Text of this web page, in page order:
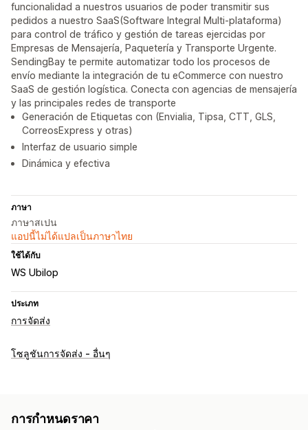
funcionalidad a nuestros usuarios de poder transmitir sus
pedidos a nuestro SaaS(Software Integral Multi-plataforma)
para control de tráfico y gestión de tareas ejercidas por
Empresas de Mensajería, Paquetería y Transporte Urgente.
SendingBay te permite automatizar todo los procesos de
envío mediante la integración de tu eCommerce con nuestro
SaaS de gestión logística. Conecta con agencias de mensajería
y las principales redes de transporte
Generación de Etiquetas con (Envialia, Tipsa, CTT, GLS,
CorreosExpress y otras)
Interfaz de usuario simple
Dinámica y efectiva
ภาษา
ภาษาสเปน
แอปนี้ไม่ได้แปลเป็นภาษาไทย
ใช้ได้กับ
WS Ubilop
ประเภท
การจัดส่ง
โซลูชันการจัดส่ง - อื่นๆ
การกำหนดราคา